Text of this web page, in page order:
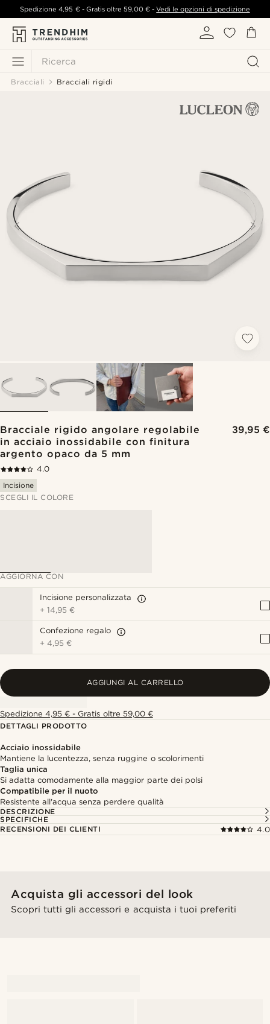
Ricerca
Spedizione4,95 €- Gratis oltre 59,00 € -Vedi le opzioni di spedizione
Bracciali Bracciali rigidi
Bracciale rigido angolare regolabile
in acciaio inossidabile con finitura
argento opaco da 5 mm
39,95 €
4.0
Incisione
SCEGLI IL COLORE
AGGIORNA CON
Incisione personalizzata
+14,95 €
Confezione regalo
+4,95 €
AGGIUNGI AL CARRELLO
Spedizione 4,95 € - Gratis oltre 59,00 €
DETTAGLI PRODOTTO
Acciaio inossidabile
Mantiene la lucentezza, senza ruggine o scolorimenti
Taglia unica
Si adatta comodamente alla maggior parte dei polsi
Compatibile per il nuoto
Resistente all'acqua senza perdere qualità
DESCRIZIONE
SPECIFICHE
RECENSIONI DEI CLIENTI
4.0
Acquista gli accessori del look
Scopri tutti gli accessori e acquista i tuoi preferiti